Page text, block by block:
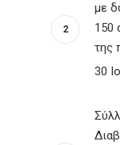
με
150
της
30